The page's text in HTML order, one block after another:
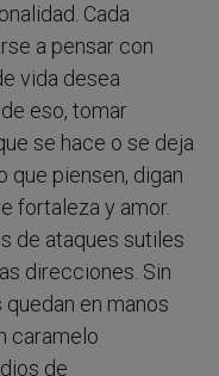
Cada
a pensar con
vida desea
eso, tomar
se hace o se deja
que piensen, digan
fortaleza y amor.
de ataques sutiles
direcciones. Sin
en manos
caramelo
de